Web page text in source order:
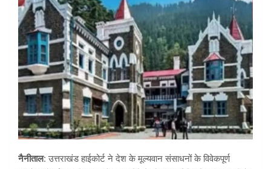
नैनीताल:उत्तराखंड हाईकोर्ट ने देश के मूल्यवान संसाधनों के विवेकपूर्ण